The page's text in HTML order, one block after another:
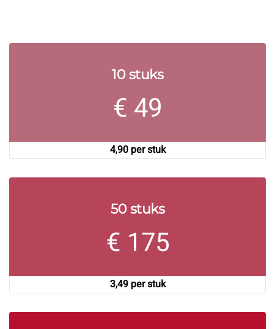
10 stuks
€ 49
4,90 per stuk
50 stuks
€ 175
3,49 per stuk